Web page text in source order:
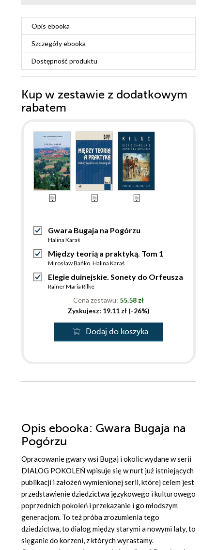
Opis ebooka
Szczegółyebooka
Dostępność produktu
Kup w zestawie z dodatkowym
rabatem
Gwara Bugaja na Pogórzu
Halina Karaś
Między teorią a praktyką. Tom 1
Mirosław Bańko, Halina Karaś
Elegie duinejskie. Sonety do Orfeusza
Rainer Maria Rilke
Cena zestawu: 55.58 zł
Zyskujesz: 19.11 zł (-26%)
Dodaj do koszyka
Opis ebooka: Gwara Bugaja na
Pogórzu
Opracowanie gwary wsi Bugaj i okolic wydane w serii
DIALOG POKOLEŃ wpisuje się w nurt już istniejących
publikacji i założeń wymienionej serii, której celem jest
przedstawienie dziedzictwa językowego i kulturowego
poprzednich pokoleń i przekazanie i go młodszym
generacjom. To też próba zrozumienia tego
dziedzictwa, to dialog między starymi a nowymi laty, to
sięganie do korzeni, z których wyrastamy.